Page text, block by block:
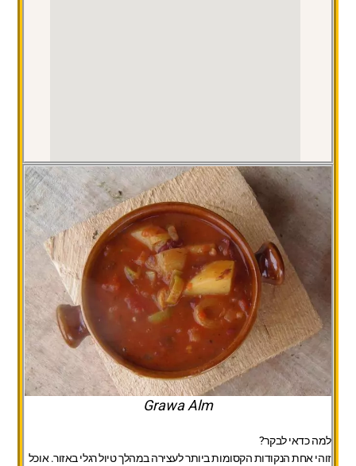
Grawa Alm
למה כדאי לבקר?
זוהי אחת הנקודות הקסומות ביותר לעצירה במהלך טיול רגלי באזור. אוכל